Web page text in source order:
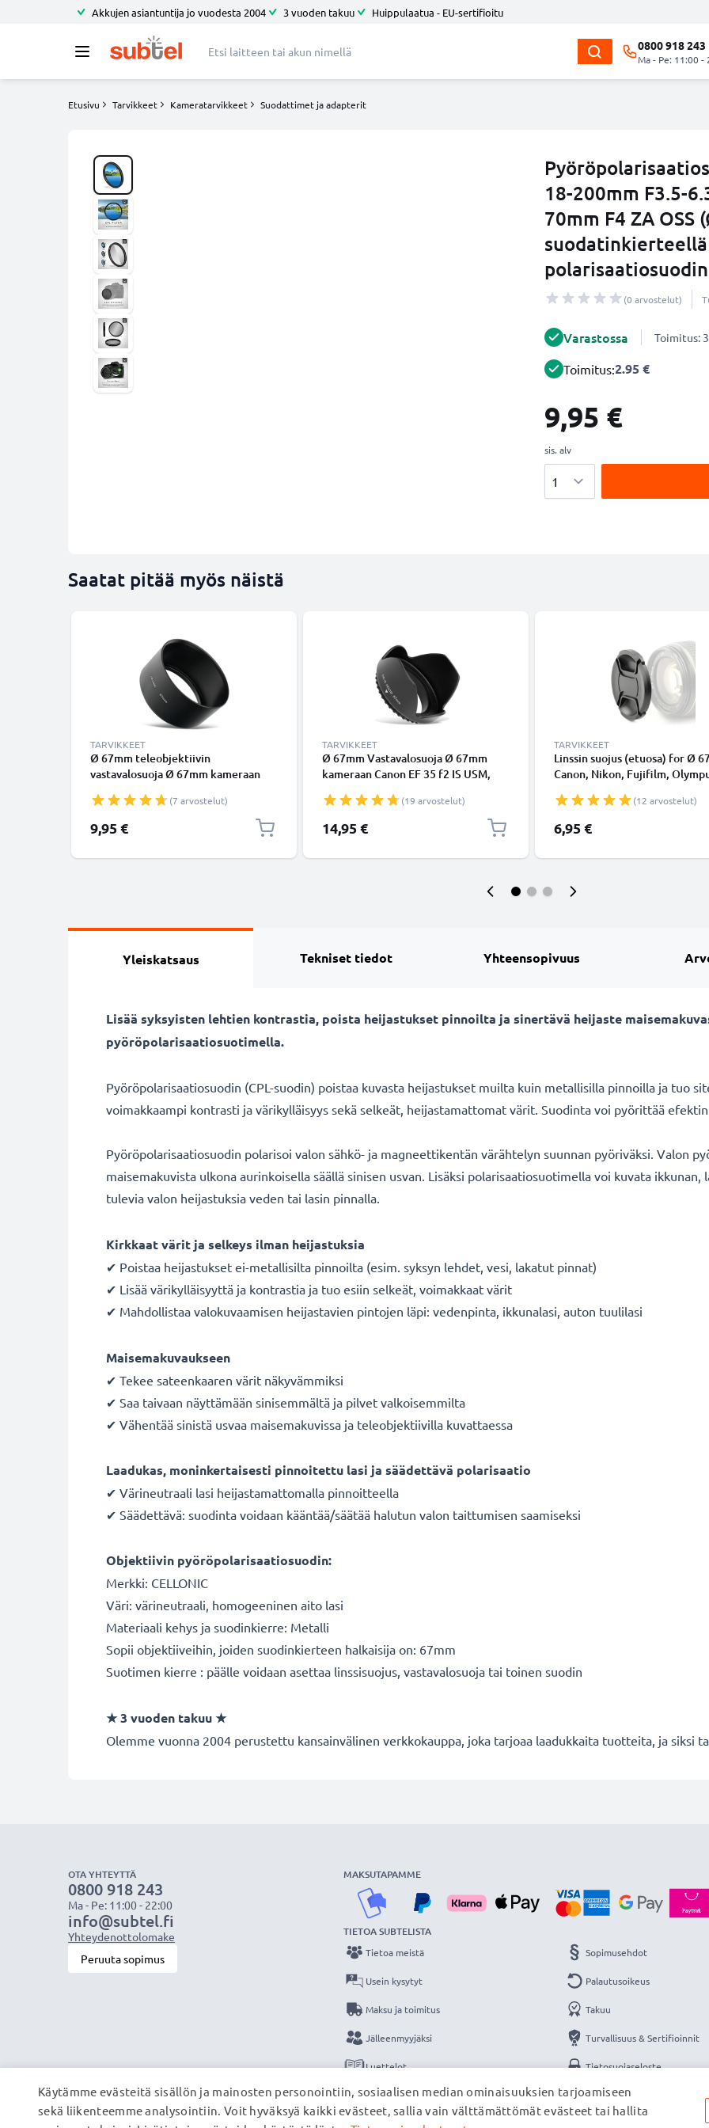
Akkujen asiantuntija jo vuodesta 2004 3 vuoden takuu Huippulaatua - EU-sertifioitu
0800 918 243
Ma - Pe: 11:00 -
Etusivu Tarvikkeet Kameratarvikkeet Suodattimet ja adapterit
18-200mm F3.5-
70mm F4 ZA
suodatinkierteellä
(0 arvostelut)
Varastossa Toimitus:
Toimitus:2.95 €
9,95 €
sis. alv
Saatat pitää myös näistä
TARVIKKEET
Ø 67mm teleobjektiivin
vastavalosuoja Ø 67mm kameraan
suodinkierteeseen kiinnitettävä
pyöreä vastavalosuoja tuotemerkiltä
CELLONIC
(7 arvostelut)
9,95 €
TARVIKKEET
Ø 67mm Vastavalosuoja Ø 67mm
kameraan Canon EF 35 f2 IS USM,
suodinkierteeseen kiinnitettävä
kukkamalli / tulppaani / terälehti
vastavalosuoja tuotemerkiltä
(19 arvostelut)
14,95 €
TARVIKKEET
Linssin suojus (etuosa) for Ø
Canon, Nikon, Fujifilm,
Inside handle / Central Pinch
Kansi
(12 arvostelut)
6,95 €
Yleiskatsaus Tekniset tiedot Yhteensopivuus
Lisää syksyisten lehtien kontrastia, poista heijastukset pinnoilta ja sinertävä heijaste
pyöröpolarisaatiosuotimella.
Pyöröpolarisaatiosuodin (CPL-suodin) poistaa kuvasta heijastukset muilta kuin metallisilla pinnoilla ja tuo
voimakkaampi kontrasti ja värikylläisyys sekä selkeät, heijastamattomat värit. Suodinta voi pyörittää
Pyöröpolarisaatiosuodin polarisoi valon sähkö- ja magneettikentän värähtelyn suunnan pyöriväksi. Valon
maisemakuvista ulkona aurinkoisella säällä sinisen usvan. Lisäksi polarisaatiosuotimella voi kuvata
tulevia valon heijastuksia veden tai lasin pinnalla.
Kirkkaat värit ja selkeys ilman heijastuksia
✔ Poistaa heijastukset ei-metallisilta pinnoilta (esim. syksyn lehdet, vesi, lakatut pinnat)
✔ Lisää värikylläisyyttä ja kontrastia ja tuo esiin selkeät, voimakkaat värit
✔ Mahdollistaa valokuvaamisen heijastavien pintojen läpi: vedenpinta, ikkunalasi, auton tuulilasi
Maisemakuvaukseen
✔ Tekee sateenkaaren värit näkyvämmiksi
✔ Saa taivaan näyttämään sinisemmältä ja pilvet valkoisemmilta
✔ Vähentää sinistä usvaa maisemakuvissa ja teleobjektiivilla kuvattaessa
Laadukas, moninkertaisesti pinnoitettu lasi ja säädettävä polarisaatio
✔ Värineutraali lasi heijastamattomalla pinnoitteella
✔ Säädettävä: suodinta voidaan kääntää/säätää halutun valon taittumisen saamiseksi
Objektiivin pyöröpolarisaatiosuodin:
Merkki: CELLONIC
Väri: värineutraali, homogeeninen aito lasi
Materiaali kehys ja suodinkierre: Metalli
Sopii objektiiveihin, joiden suodinkierteen halkaisija on: 67mm
Suotimen kierre : päälle voidaan asettaa linssisuojus, vastavalosuoja tai toinen suodin
★ 3 vuoden takuu ★
Olemme vuonna 2004 perustettu kansainvälinen verkkokauppa, joka tarjoaa laadukkaita tuotteita, ja siksi
OTA YHTEYTTÄ
0800 918 243
Ma - Pe: 11:00 - 22:00
info@subtel.fi
Yhteydenottolomake
Peruuta sopimus
MAKSUTAPAMME
TIETOA SUBTELISTA
Tietoa meistä
Usein kysytyt
Maksu ja toimitus
Jälleenmyyjäksi
Luettelot
Yhteys
Sopimusehdot
Palautusoikeus
Takuu
Turvallisuus & Sertifioinnit
Tietosuojaseloste
Yritystiedot
Käytämme evästeitä sisällön ja mainosten personointiin, sosiaalisen median ominaisuuksien tarjoamiseen
sekä liikenteemme analysointiin. Voit hyväksyä kaikki evästeet, sallia vain välttämättömät evästeet tai hallita